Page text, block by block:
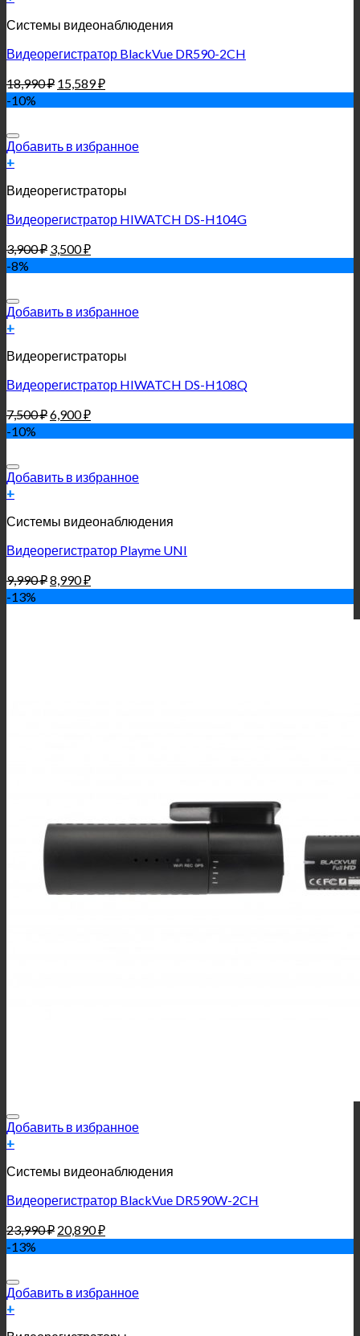
Системы видеонаблюдения
Видеорегистратор BlackVue DR590-2CH
18,990₽ 15,589₽
-10%
Добавить в избранное
+
Видеорегистраторы
Видеорегистратор HIWATCH DS-H104G
3,900₽ 3,500₽
-8%
Добавить в избранное
+
Видеорегистраторы
Видеорегистратор HIWATCH DS-H108Q
7,500₽6,900₽
-10%
Добавить в избранное
+
Системы видеонаблюдения
Видеорегистратор Playme UNI
9,990₽8,990₽
-13%
Добавить в избранное
+
Системы видеонаблюдения
Видеорегистратор BlackVue DR590W-2CH
23,990₽ 20,890₽
-13%
Добавить в избранное
+